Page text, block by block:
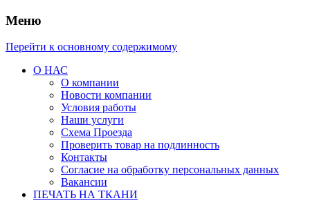
Меню
Перейти к основному содержимому
О НАС
О компании
Новости компании
Условия работы
Наши услуги
Схема Проезда
Проверить товар на подлинность
Контакты
Согласие на обработку персональных данных
Вакансии
ПЕЧАТЬ НА ТКАНИ